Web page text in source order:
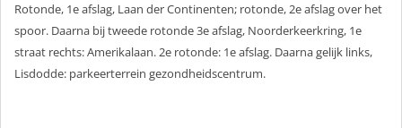
Rotonde, 1e afslag, Laan der Continenten; rotonde, 2e afslag over het
spoor. Daarna bij tweede rotonde 3e afslag, Noorderkeerkring, 1e
straat rechts: Amerikalaan. 2e rotonde: 1e afslag. Daarna gelijk links,
Lisdodde: parkeerterrein gezondheidscentrum.